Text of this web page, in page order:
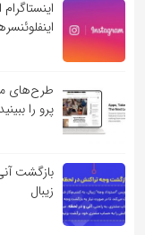
پرو را ببینید
بازگشت
زیبال